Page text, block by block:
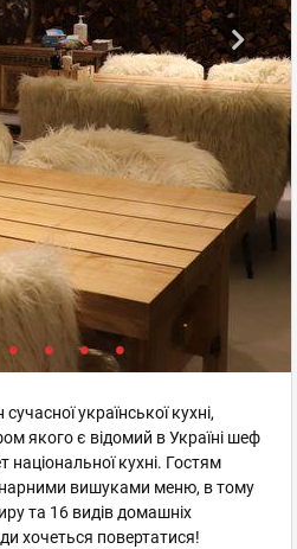
української кухні,
якого є відомий в Україні шеф
національної кухні. Гостям
вишуками меню, в тому
та 16 видів домашніх
хочеться повертатися!